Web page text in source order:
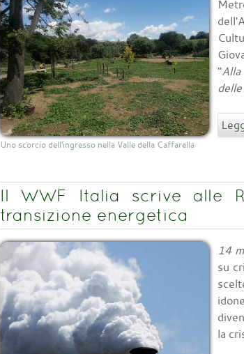
Uno scorcio dell'ingresso nella Valle della Caffarella
"Alla
Il WWF Italia scrive alle
transizione energetica
14
su
la